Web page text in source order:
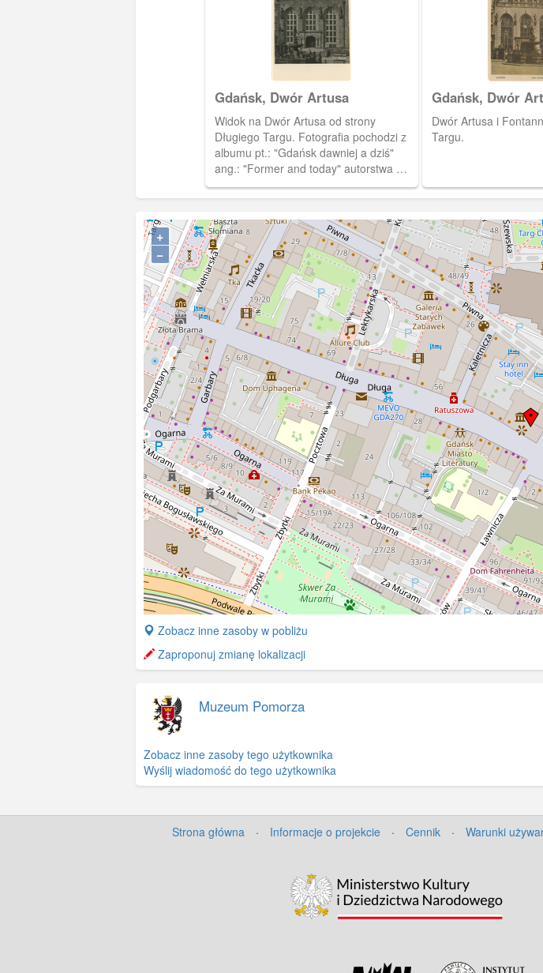
Gdańsk, Dwór Artusa
Widok na Dwór Artusa od strony
Długiego Targu. Fotografia pochodzi z
albumu pt.: "Gdańsk dawniej a dziś"
ang.: "Former and today" autorstwa M.
Dobrzykowskiego. W kartonowej
kopercie w kolorze szałwiowej zieleni
powojennego, zruinowanego Gdańska.
Napisy na okładce albumu są
wytłoczone i pozłocone.
Gdańsk, Dwór
Fontanna Neptuna
Dwór Artusa i
Targu.
+
−
+
−
Zobacz inne zasoby w pobliżu
Zaproponuj zmianę lokalizacji
Muzeum Pomorza
Zobacz inne zasoby tego użytkownika
Wyślij wiadomość do tego użytkownika
Strona główna · Informacje o projekcie · Cennik · Warunki